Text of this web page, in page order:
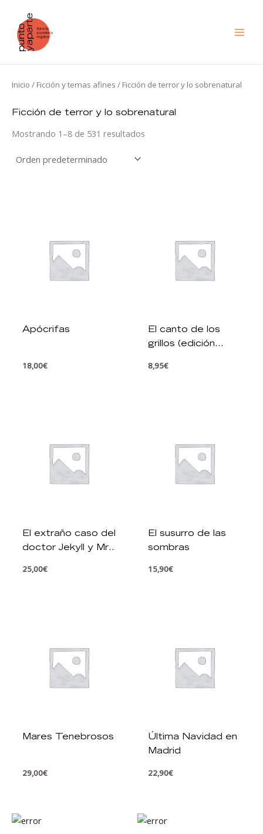
contenido
Inicio / Ficción y temas afines / Ficción de terror y lo sobrenatural
Ficción de terror y lo sobrenatural
Mostrando 1–8 de 531 resultados
Apócrifas
18,00€
El canto de los
grillos (edición
8,95€
El extraño caso del
doctor Jekyll y Mr.
25,00€
El susurro de las
sombras
15,90€
Mares Tenebrosos
29,00€
Última Navidad en
Madrid
22,90€